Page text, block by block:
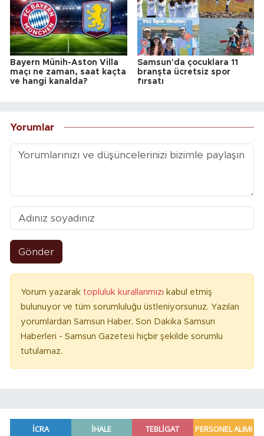
Bayern Münih-Aston Villa
maçı ne zaman, saat kaçta
ve hangi kanalda?
Samsun'da çocuklara 11
branşta ücretsiz spor
fırsatı
Yorumlar
Gönder
Yorum yazarak topluluk kurallarımızı kabul etmiş
bulunuyor ve tüm sorumluluğu üstleniyorsunuz. Yazılan
yorumlardan Samsun Haber, Son Dakika Samsun
Haberleri - Samsun Gazetesi hiçbir şekilde sorumlu
tutulamaz.